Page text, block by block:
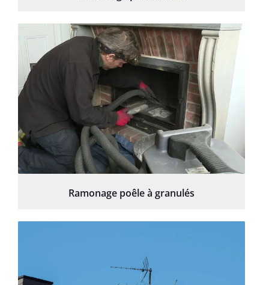
Ramonage poêle à granulés